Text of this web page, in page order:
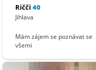
Ričči 40
Jihlava
Mám zájem se poznávat se
všemi